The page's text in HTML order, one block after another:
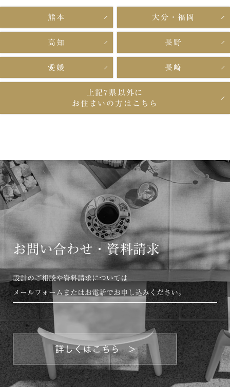
熊本 大分・福岡
高知 長野
愛媛 長崎
上記7県以外に
お住まいの方はこちら
お問い合わせ・資料請求
設計のご相談や資料請求については
メールフォームまたはお電話でお申し込みください。
詳しくはこちら >